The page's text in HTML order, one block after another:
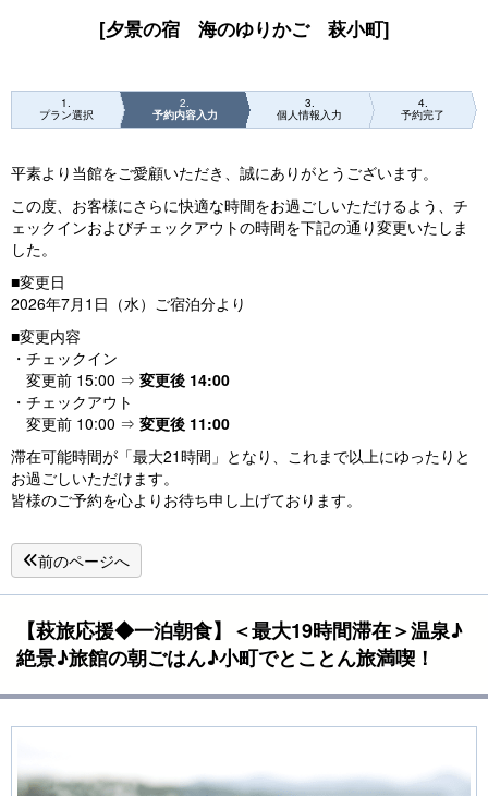
[夕景の宿 海のゆりかご 萩小町]
1
プラン選択
2
予約内容入力
3
個人情報入力
4
予約完了
平素より当館をご愛顧いただき、誠にありがとうございます。
この度、お客様にさらに快適な時間をお過ごしいただけるよう、チ
ェックインおよびチェックアウトの時間を下記の通り変更いたしま
した。
■変更日
2026年7月1日（水）ご宿泊分より
■変更内容
・チェックイン
変更前 15:00 ⇒ 変更後 14:00
・チェックアウト
変更前 10:00 ⇒ 変更後 11:00
滞在可能時間が「最大21時間」となり、これまで以上にゆったりと
お過ごしいただけます。
皆様のご予約を心よりお待ち申し上げております。
前のページへ
【萩旅応援◆一泊朝食】＜最大19時間滞在＞温泉♪
絶景♪旅館の朝ごはん♪小町でとことん旅満喫！